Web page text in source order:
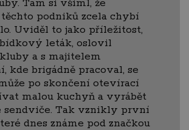
Tam si všiml, že
podniků zcela chybí
Uviděl to jako příležitost,
leták, oslovil
a s majitelem
kde brigádně pracoval, se
po skončení otevírací
malou kuchyň a vyrábět
sendviče. Tak vznikly první
dnes známe pod značkou